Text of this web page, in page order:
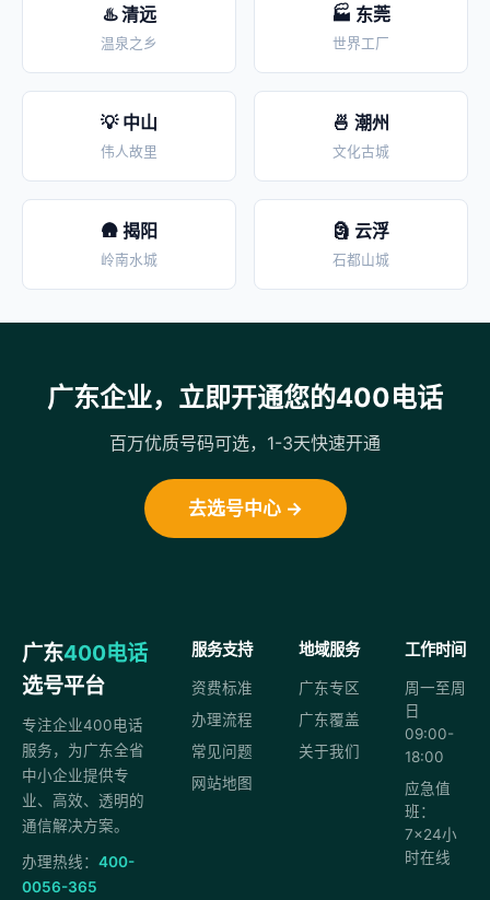
♨️ 清远
温泉之乡
🏭 东莞
世界工厂
💡 中山
伟人故里
🍜 潮州
文化古城
🛖 揭阳
岭南水城
🗿 云浮
石都山城
广东企业，立即开通您的400电话
百万优质号码可选，1-3天快速开通
去选号中心 →
广东400电话
选号平台
专注企业400电话
服务，为广东全省
中小企业提供专
业、高效、透明的
通信解决方案。
办理热线： 400-
0056-365
服务支持
资费标准
办理流程
常见问题
网站地图
地域服务
广东专区
广东覆盖
关于我们
工作时间
周一至周
日
09:00-
18:00
应急值
班：
7×24小
时在线